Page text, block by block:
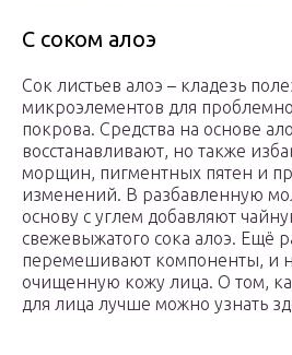
С соком алоэ
Сок листьев алоэ – кладезь
микроэлементов для
покрова. Средства на основе
восстанавливают, но также
морщин, пигментных пятен и
изменений. В разбавленную
основу с углем добавляют
свежевыжатого сока алоэ. Ещё
перемешивают компоненты, и
очищенную кожу лица. О том,
для лица лучше можно узнать